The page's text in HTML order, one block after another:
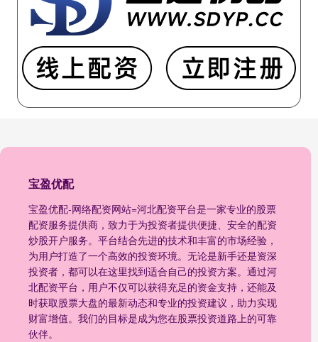
宝盈优配
宝盈优配-网络配资网站=河北配资平台是一家专业的股票
配资服务提供商，致力于为投资者提供便捷、安全的配资
炒股开户服务。平台结合先进的技术和丰富的市场经验，
为用户打造了一个高效的投资环境。无论是新手还是资深
投资者，都可以在这里找到适合自己的投资方案。通过河
北配资平台，用户不仅可以获得充足的资金支持，还能及
时获取股票大盘的最新动态和专业的投资建议，助力实现
财富增值。我们的目标是成为您在股票投资道路上的可靠
伙伴。